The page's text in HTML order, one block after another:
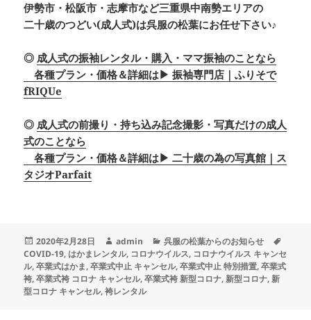
伊勢市・松阪市・志摩市など三重県中南勢エリアの
二十歳のつどい(成人式)は呉服の松葉にお任せ下さい♪
◎成人式の振袖レンタル・購入・ママ振袖のことなら
各種プラン・価格＆詳細は▶ 振袖専門店｜ふりそで
fRIQUe
◎成人式の前撮り・持ち込み記念撮影・写真だけの成人
式のことなら
各種プラン・価格＆詳細は▶ 二十歳の為の写真館｜ス
タジオParfait
投
稿
日:
2020年2月28日
作
成
者
admin
カ
テ
ゴ
リ
呉服の松葉からのお知らせ
グ
COVID-19, はかまレンタル, コロナウイルス, コロナウイルス キャンセ
ル,卒業式はかま,卒業式中止 キャンセル,卒業式中止 特別措置,卒業式
袴,卒業式袴 コロナ キャンセル,卒業式袴 新型コロナ,新型コロナ,新
型コロナ キャンセル,袴レンタル